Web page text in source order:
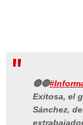
🔴🔵
Exitosa, el
Sánchez,